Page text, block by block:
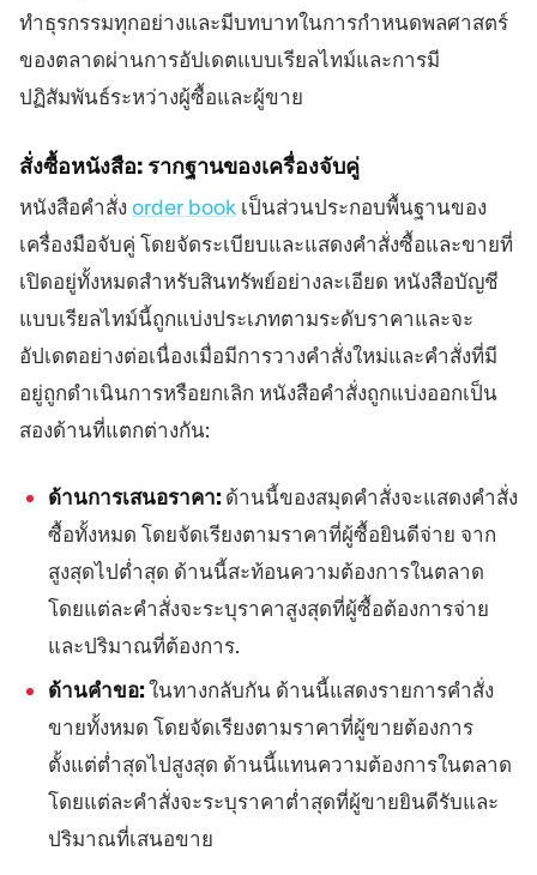
ทำธุรกรรมทุกอย่างและมีบทบาทในการกำหนดพลศาสตร์
ของตลาดผ่านการอัปเดตแบบเรียลไทม์และการมี
ปฏิสัมพันธ์ระหว่างผู้ซื้อและผู้ขาย
สั่งซื้อหนังสือ: รากฐานของเครื่องจับคู่
หนังสือคำสั่ง order book เป็นส่วนประกอบพื้นฐานของ
เครื่องมือจับคู่ โดยจัดระเบียบและแสดงคำสั่งซื้อและขายที่
เปิดอยู่ทั้งหมดสำหรับสินทรัพย์อย่างละเอียด หนังสือบัญชี
แบบเรียลไทม์นี้ถูกแบ่งประเภทตามระดับราคาและจะ
อัปเดตอย่างต่อเนื่องเมื่อมีการวางคำสั่งใหม่และคำสั่งที่มี
อยู่ถูกดำเนินการหรือยกเลิก หนังสือคำสั่งถูกแบ่งออกเป็น
สองด้านที่แตกต่างกัน:
ด้านการเสนอราคา:ด้านนี้ของสมุดคำสั่งจะแสดงคำสั่ง
ซื้อทั้งหมด โดยจัดเรียงตามราคาที่ผู้ซื้อยินดีจ่าย จาก
สูงสุดไปต่ำสุด ด้านนี้สะท้อนความต้องการในตลาด
โดยแต่ละคำสั่งจะระบุราคาสูงสุดที่ผู้ซื้อต้องการจ่าย
และปริมาณที่ต้องการ.
ด้านคำขอ:ในทางกลับกัน ด้านนี้แสดงรายการคำสั่ง
ขายทั้งหมด โดยจัดเรียงตามราคาที่ผู้ขายต้องการ
ตั้งแต่ต่ำสุดไปสูงสุด ด้านนี้แทนความต้องการในตลาด
โดยแต่ละคำสั่งจะระบุราคาต่ำสุดที่ผู้ขายยินดีรับและ
ปริมาณที่เสนอขาย